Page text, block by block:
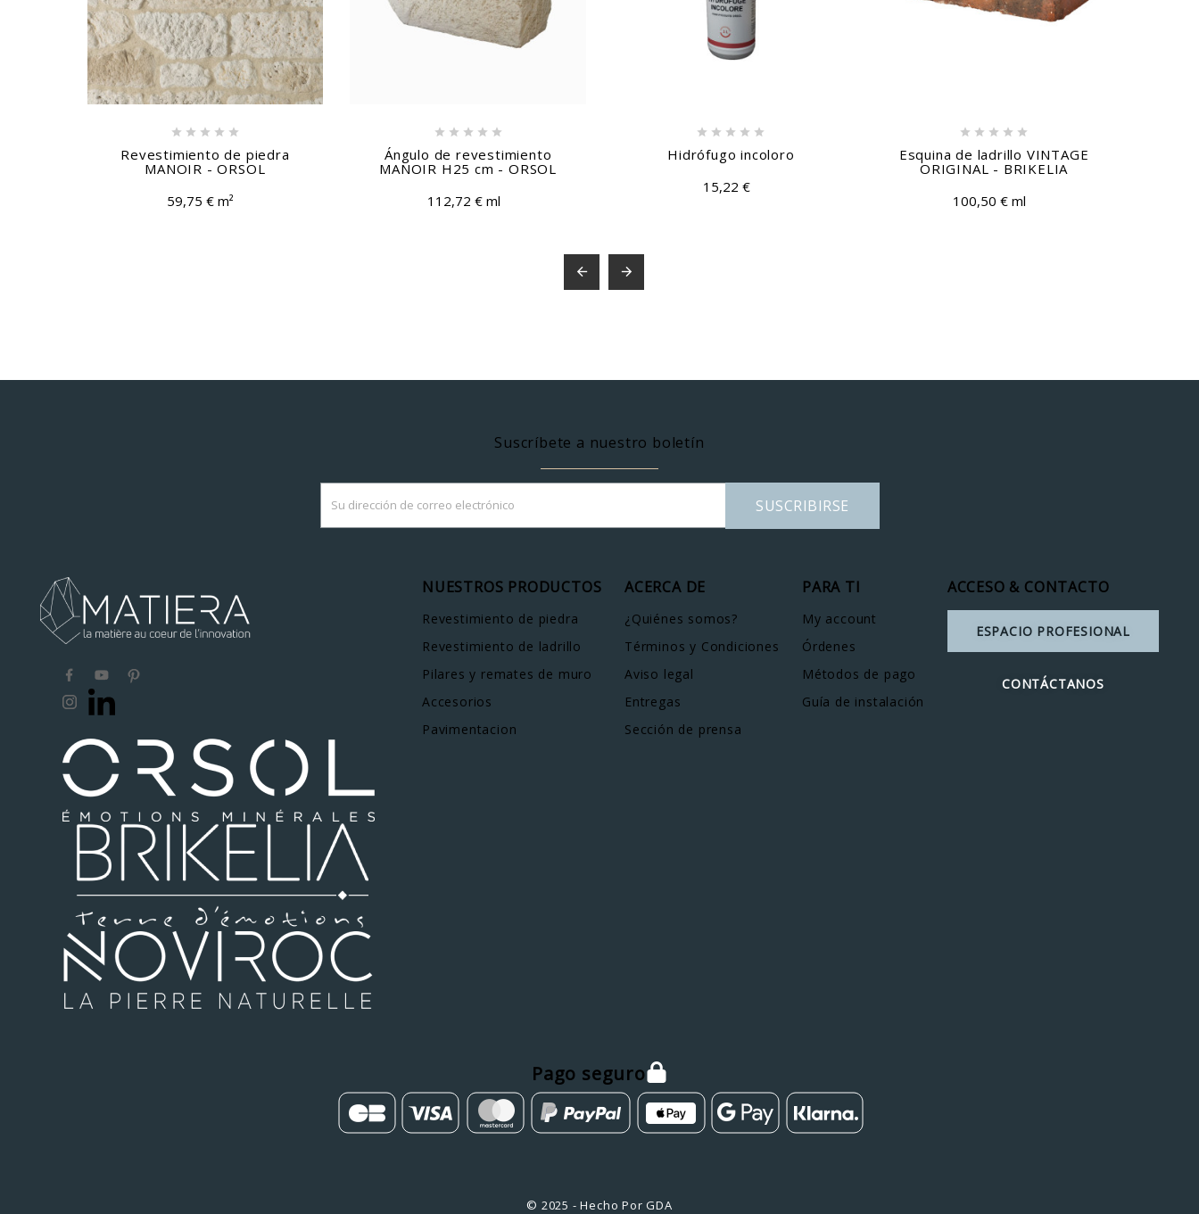

    
Revestimiento de piedra
MANOIR - ORSOL
59,75 € m²
    
Ángulo de revestimiento
MANOIR H25 cm - ORSOL
112,72 € ml
    
Hidrófugo incoloro
15,22 €
    
Esquina de ladrillo VINTAGE
ORIGINAL - BRIKELIA
100,50 € ml
 
Suscríbete a nuestro boletín
SUSCRIBIRSE
NUESTROS PRODUCTOS
Revestimiento de piedra
Revestimiento de ladrillo
Pilares y remates de muro
Accesorios
Pavimentacion
ACERCA DE
¿Quiénes somos?
Términos y Condiciones
Aviso legal
Entregas
Sección de prensa
PARA TI
My account
Órdenes
Métodos de pago
Guía de instalación
ACCESO & CONTACTO
ESPACIO PROFESIONAL
CONTÁCTANOS
Pago seguro
© 2025 - Hecho Por GDA